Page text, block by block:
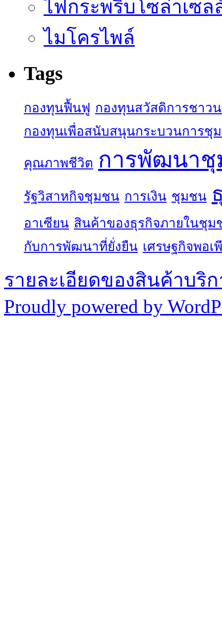
ไฟกระพริบโซล่าเซล
ไมโครไพล์
Tags
กองทุนฟื้นฟู กองทุนสวัสดิการชาว
กองทุนเพื่อสนับสนุนกระบวนการชุ
คุณภาพชีวิต การพัฒนา
รัฐวิสาหกิจชุมชน การเงิน ชุมชน
อาเซียน สินค้าของธุรกิจภายในชุม
กับการพัฒนาที่ยั่งยืน เศรษฐกิจพอเ
รายละเอียดของสินค้าบ
Proudly powered by